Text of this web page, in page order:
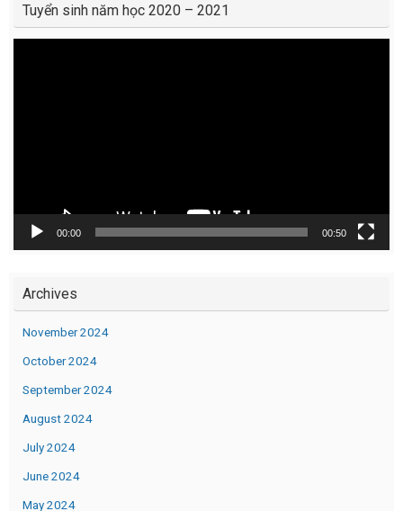
Tuyển sinh năm học 2020 – 2021
00:00 00:50
Archives
November 2024
October 2024
September 2024
August 2024
July 2024
June 2024
May 2024